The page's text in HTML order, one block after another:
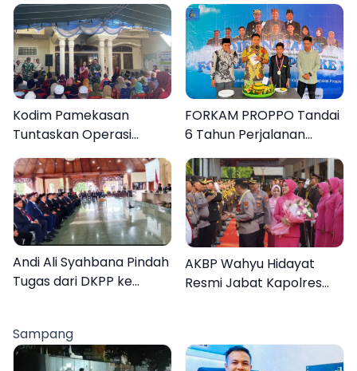
Kodim Pamekasan
Tuntaskan Operasi
Katarak Gratis, 160
Warga Kembali Melihat
Lebih Jelas
FORKAM PROPPO Tandai
6 Tahun Perjalanan
dengan Peluncuran Mars,
Hymne, dan Buku
Organisasi
Andi Ali Syahbana Pindah
Tugas dari DKPP ke
AKBP Wahyu Hidayat
Resmi Jabat Kapolres
Sampang